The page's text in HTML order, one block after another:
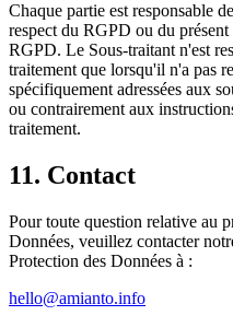
Chaque partie est responsable
respect du RGPD ou du
RGPD. Le Sous-traitant n'est
traitement que lorsqu'il n'a pas
spécifiquement adressées aux
ou contrairement aux
traitement.
11. Contact
Pour toute question relative au
Données, veuillez contacter
Protection des Données à :
hello@amianto.info